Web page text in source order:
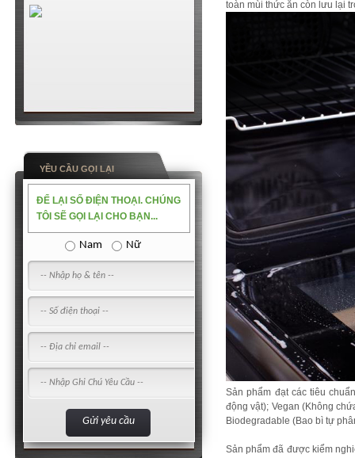
YỀU CẦU GỌI LẠI
ĐỂ LẠI SỐ ĐIỆN THOẠI. CHÚNG
TÔI SẼ GỌI LẠI CHO BẠN...
Nam Nữ
toàn mùi thức ăn còn lưu lại
Sản phẩm đạt các tiêu
động vật); Vegan (Không
Biodegradable (Bao bì tự
Sản phẩm đã được kiểm